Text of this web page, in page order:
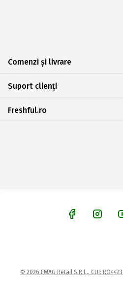
Comenzi și livrare
Suport clienți
Freshful.ro
© 2026 EMAG Retail S.R.L., CUI: